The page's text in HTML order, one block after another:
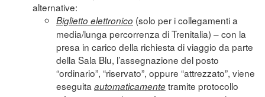
alternative:
Biglietto elettronico (solo per i collegamenti a
media/lunga percorrenza di Trenitalia) – con la
presa in carico della richiesta di viaggio da parte
della Sala Blu, l’assegnazione del posto
“ordinario”, “riservato”, oppure “attrezzato”, viene
eseguita automaticamentetramite protocollo